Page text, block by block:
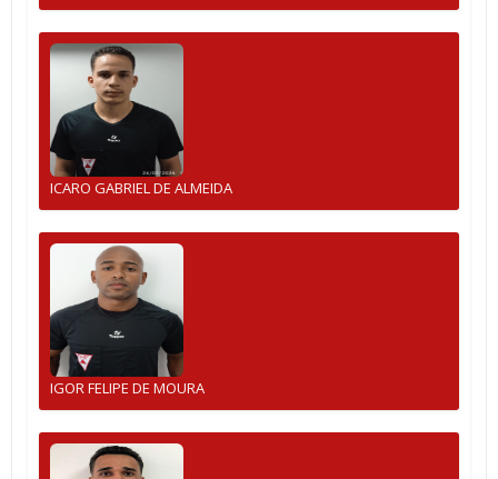
ICARO GABRIEL DE ALMEIDA
IGOR FELIPE DE MOURA